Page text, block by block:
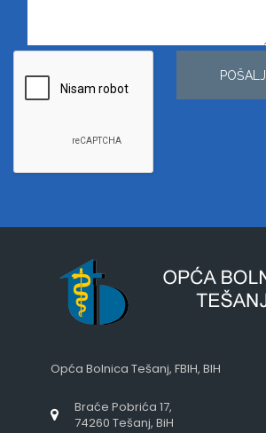
POŠALJI
Opća Bolnica Tešanj, FBIH, BIH
Braće Pobrića 17,
74260 Tešanj, BiH